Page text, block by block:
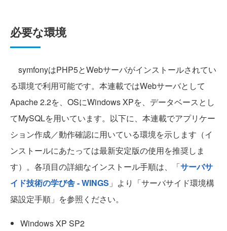
必要な環境
symfonyはPHP5とWebサーバがインストールされてい
る環境で利用可能です。本連載ではWebサーバとして
Apache 2.2を、OSにWindows XPを、データベースとし
てMySQLを用いています。以下に、本連載でアプリケー
ション作成／動作確認に用いている環境を示します（イ
ンストールにあたっては最新安定版の使用を推奨しま
す）。各項目の詳細なインストール手順は、「サーバサ
イド技術の学び舎 - WINGS 」より「サーバサイド環境構
築設定手順」を参照ください。
Windows XP SP2